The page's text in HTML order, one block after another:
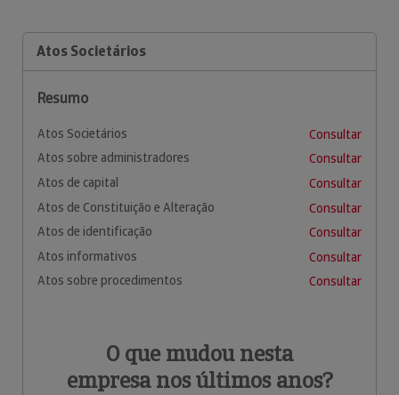
Atos Societários
Resumo
Atos Societários
Consultar
Atos sobre administradores
Consultar
Atos de capital
Consultar
Atos de Constituição e Alteração
Consultar
Atos de identificação
Consultar
Atos informativos
Consultar
Atos sobre procedimentos
Consultar
O que mudou nesta
empresa nos últimos anos?